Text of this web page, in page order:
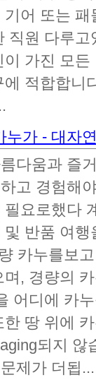
어 또는
직원 다루
가진 모
적합합니
누가 - 대자
다움과 즐
고 경험해
요로했다
반품 여
카누를보
, 경량의
어디에 카
땅 위에
되지
제가 더됩...